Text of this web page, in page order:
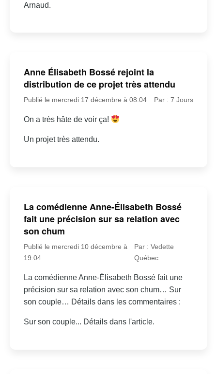
Arnaud.
Anne Élisabeth Bossé rejoint la
distribution de ce projet très attendu
Publié le mercredi 17 décembre à 08:04 Par : 7 Jours
On a très hâte de voir ça!
Un projet très attendu.
La comédienne Anne-Élisabeth Bossé
fait une précision sur sa relation avec
son chum
Publié le mercredi 10 décembre à
19:04
Par : Vedette
Québec
La comédienne Anne-Élisabeth Bossé fait une
précision sur sa relation avec son chum… Sur
son couple… Détails dans les commentaires :
Sur son couple... Détails dans l'article.